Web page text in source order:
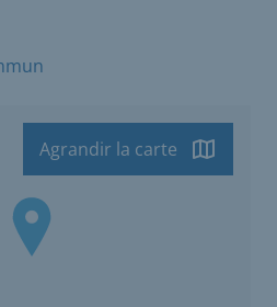
Agrandir la carte